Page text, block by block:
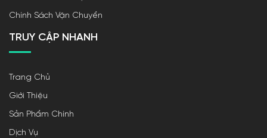
Chính Sách Vận Chuyển
TRUY CẬP NHANH
Trang Chủ
Giới Thiệu
Sản Phẩm Chính
Dịch Vụ